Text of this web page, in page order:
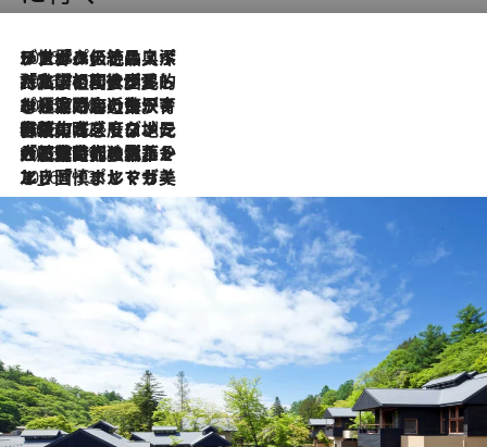
2026.8.8
リスボンの絶品スイーツ「パステル・デ・ナタ」とは？ポルトガル伝統の奥深い世界へ
2026.7.27
「私の祖国はポルトガル語です」国民的詩人フェルナンド・ペソアと、彼が愛した文学の街を歩く
2026.7.26
ポルトガル近海が育む極上の海の幸。キリリと冷えた白ワインと愉しむ、シーフード専門店の贅沢
2026.7.22
伝統の味をモダンに昇華。高感度な地元客が集う、リスボンの最旬ガストロノミー
2026.7.21
大航海時代の栄華から、震災、独裁、そして革命へ。ポルトガル・首都リスボンの石畳に刻まれた「歴史の光と影」
2026.7.13
エッセイ・ヤマザキマリ「慎ましくも美しき国 ポルトガル」